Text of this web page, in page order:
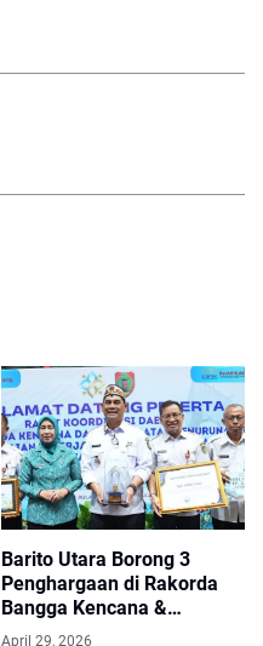
Barito Utara Borong 3
Penghargaan di Rakorda
Bangga Kencana &
Penurunan Stunting
April 29, 2026